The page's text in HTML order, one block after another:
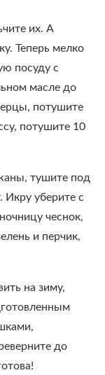
их. А
Теперь мелко
посуду с
масле до
потушите
потушите 10
тушите под
уберите с
чеснок,
и перчик,
на зиму,
до